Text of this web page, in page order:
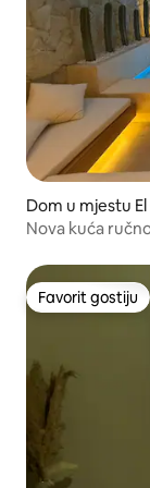
Dom u mjestu El
Nova kuća
Favorit gostiju
Favorit gostiju